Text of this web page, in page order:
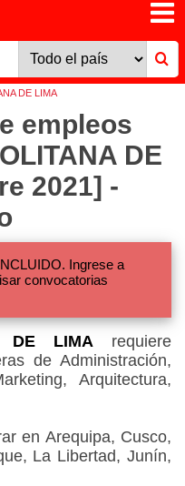
DE LIMA
empleos
DE
2021] -
Ingrese a
convocatorias
DE LIMA requiere
de Administración,
Arquitectura,
en Arequipa, Cusco,
La Libertad, Junín,